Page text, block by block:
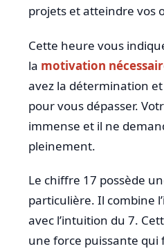
projets et atteindre vos
Cette heure vous
la motivation
avez la détermination
pour vous dépasser.
immense et il ne
pleinement.
Le chiffre 17 possède
particulière. Il combine
avec l’intuition du 7.
une force puissante qui